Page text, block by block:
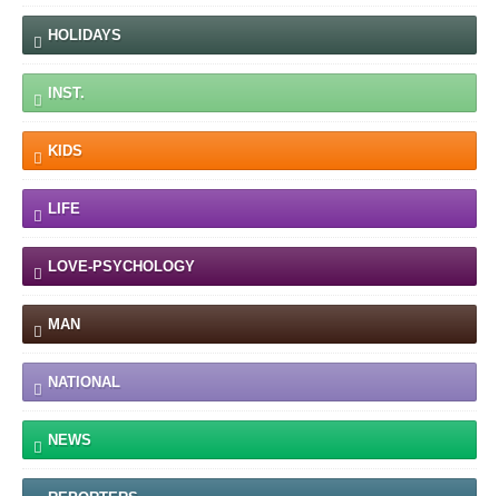
HOLIDAYS
INST.
KIDS
LIFE
LOVE-PSYCHOLOGY
MAN
NATIONAL
NEWS